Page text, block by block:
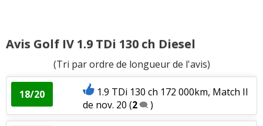
Boîte de vitesses (agrément, longueur des
rapports):1aime1n'aime pas
Style:3aiment
Avis Golf IV 1.9 TDi 130 ch Diesel
(Tri par ordre de longueur de l'avis)
18/20
1.9 TDi 130 ch 172 000km, Match II
de nov. 20 (2 )